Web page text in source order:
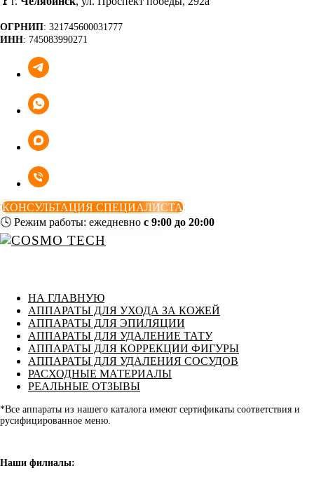
ОГРНИП: 321745600031777
ИНН: 745083990271
КОНСУЛЬТАЦИЯ СПЕЦИАЛИСТА
🕓 Режим работы: ежедневно с 9:00 до 20:00
НА ГЛАВНУЮ
АППАРАТЫ ДЛЯ УХОДА ЗА КОЖЕЙ
АППАРАТЫ ДЛЯ ЭПИЛЯЦИИ
АППАРАТЫ ДЛЯ УДАЛЕНИЕ ТАТУ
АППАРАТЫ ДЛЯ КОРРЕКЦИИ ФИГУРЫ
АППАРАТЫ ДЛЯ УДАЛЕНИЯ СОСУДОВ
РАСХОДНЫЕ МАТЕРИАЛЫ
РЕАЛЬНЫЕ ОТЗЫВЫ
*Все аппараты из нашего каталога имеют сертификаты соответствия и
русифицированное меню.
Наши филиалы: